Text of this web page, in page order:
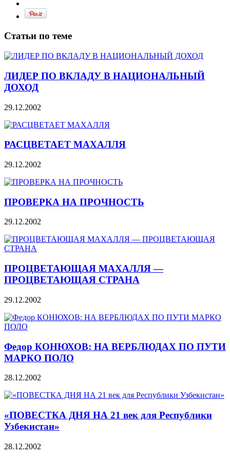
Статьи по теме
ЛИДЕР ПО ВКЛАДУ В НАЦИОНАЛЬНЫЙ
ДОХОД
29.12.2002
РАСЦВЕТАЕТ МАХАЛЛЯ
29.12.2002
ПРОВЕРКА НА ПРОЧНОСТЬ
29.12.2002
ПРОЦВЕТАЮЩАЯ МАХАЛЛЯ —
ПРОЦВЕТАЮЩАЯ СТРАНА
29.12.2002
Федор КОНЮХОВ: НА ВЕРБЛЮДАХ ПО ПУТИ
МАРКО ПОЛО
28.12.2002
«ПОВЕСТКА ДНЯ НА 21 век для Республики
Узбекистан»
28.12.2002